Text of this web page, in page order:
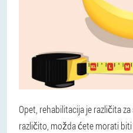
Opet, rehabilitacija je različita
različito, možda ćete morati